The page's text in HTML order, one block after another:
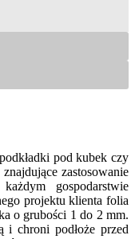
pod kubek czy
zastosowanie
gospodarstwie
projektu klienta folia
o grubości 1 do 2 mm.
i chroni podłoże przed